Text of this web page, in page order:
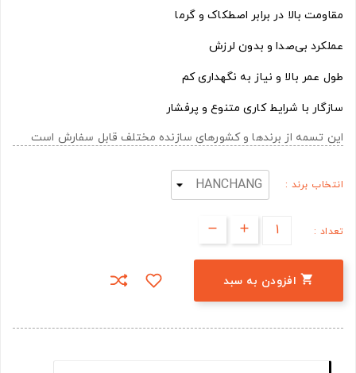
مقاومت بالا در برابر اصطکاک و گرما
عملکرد بی‌صدا و بدون لرزش
طول عمر بالا و نیاز به نگهداری کم
سازگار با شرایط کاری متنوع و پرفشار
این تسمه از برندها و کشورهای سازنده مختلف قابل سفارش است
انتخاب برند :
تعداد :
 افزودن به سبد